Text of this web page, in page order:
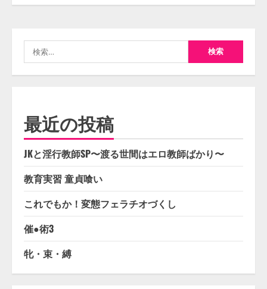
索:
最近の投稿
JKと淫行教師SP〜渡る世間はエロ教師ばかり〜
教育実習 童貞喰い
これでもか！変態フェラチオづくし
催●術3
牝・束・縛